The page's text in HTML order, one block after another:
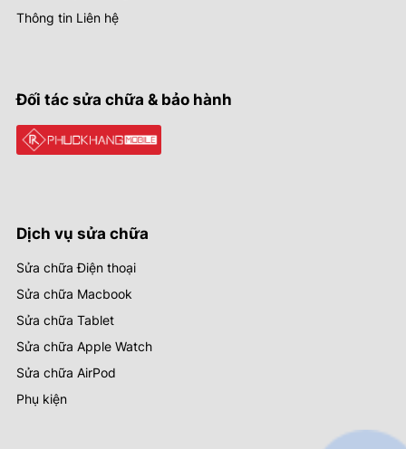
Thông tin Liên hệ
Đối tác sửa chữa & bảo hành
Dịch vụ sửa chữa
Sửa chữa Điện thoại
Sửa chữa Macbook
Sửa chữa Tablet
Sửa chữa Apple Watch
Sửa chữa AirPod
Phụ kiện